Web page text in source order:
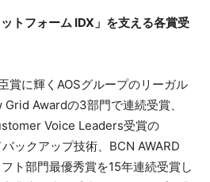
トフォーム IDX」を支える各賞受
賞に輝くAOSグループのリーガル
Awardの3部門で連続受賞、
Voice Leaders受賞の
バックアップ技術、BCN AWARD
ト部門最優秀賞を15年連続受賞し